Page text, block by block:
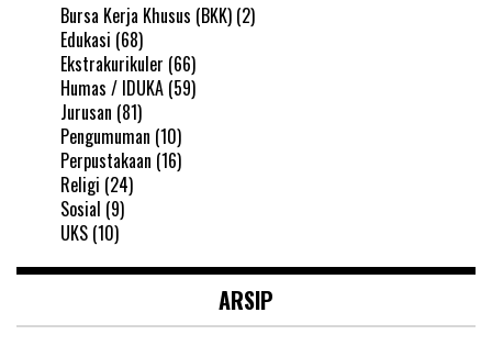
Bursa Kerja Khusus (BKK) (2)
Edukasi (68)
Ekstrakurikuler (66)
Humas / IDUKA (59)
Jurusan (81)
Pengumuman (10)
Perpustakaan (16)
Religi (24)
Sosial (9)
UKS (10)
ARSIP